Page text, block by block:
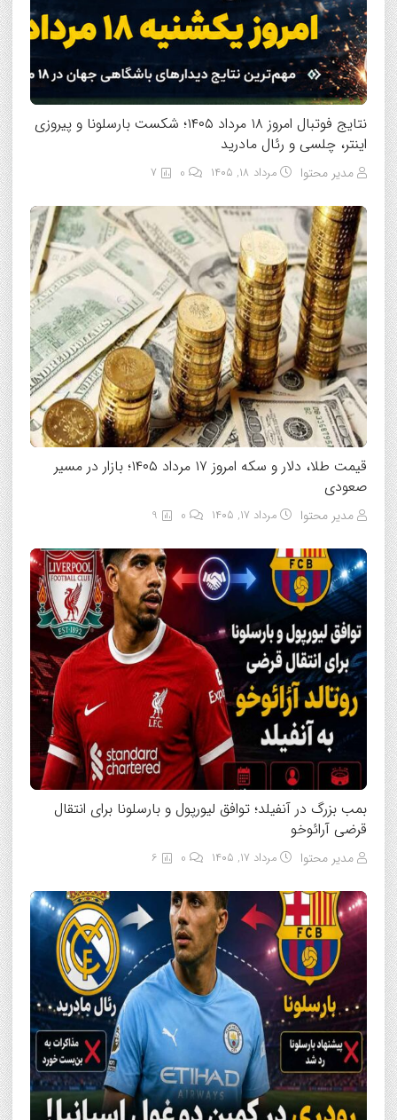
نتایج فوتبال امروز ۱۸ مرداد ۱۴۰۵؛ شکست بارسلونا و پیروزی
اینتر، چلسی و رئال مادرید
مدیر محتوا مرداد ۱۸, ۱۴۰۵ 7
قیمت طلا، دلار و سکه امروز ۱۷ مرداد ۱۴۰۵؛ بازار در مسیر
صعودی
مدیر محتوا مرداد ۱۷, ۱۴۰۵ 9
بمب بزرگ در آنفیلد؛ توافق لیورپول و بارسلونا برای انتقال
قرضی آرائوخو
مدیر محتوا مرداد ۱۷, ۱۴۰۵ 6